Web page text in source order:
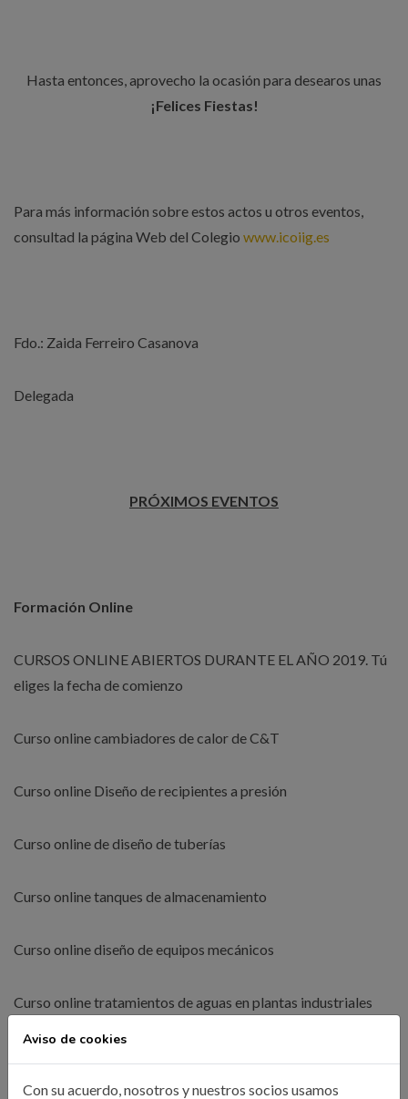
Hasta entonces, aprovecho la ocasión para desearos unas
¡Felices Fiestas!
Para más información sobre estos actos u otros eventos,
consultad la página Web del Colegio www.icoiig.es
Fdo.: Zaida Ferreiro Casanova
Delegada
PRÓXIMOS EVENTOS
Formación Online
CURSOS ONLINE ABIERTOS DURANTE EL AÑO 2019. Tú
eliges la fecha de comienzo
Curso online cambiadores de calor de C&T
Curso online Diseño de recipientes a presión
Curso online de diseño de tuberías
Curso online tanques de almacenamiento
Curso online diseño de equipos mecánicos
Curso online tratamientos de aguas en plantas industriales
Aviso de cookies
Con su acuerdo, nosotros y nuestros socios usamos